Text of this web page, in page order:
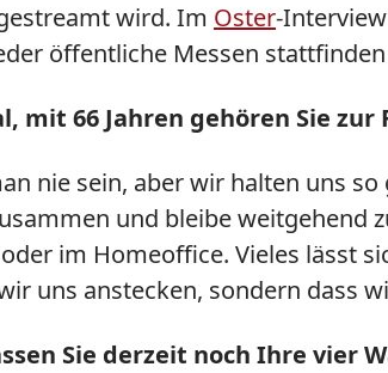
wird. Im Oster-
öffentliche Messen
mit 66 Jahren gehören Sie
nie sein, aber wir halten uns
und bleibe weitgehend
im Homeoffice. Vieles lässt
uns anstecken, sondern dass
Sie derzeit noch Ihre vier